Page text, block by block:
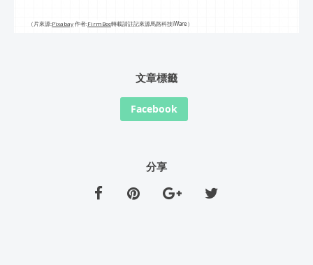
（片來源:Pixabay作者:FirmBee轉載請註記來源馬路科技iWare）
文章標籤
Facebook
分享